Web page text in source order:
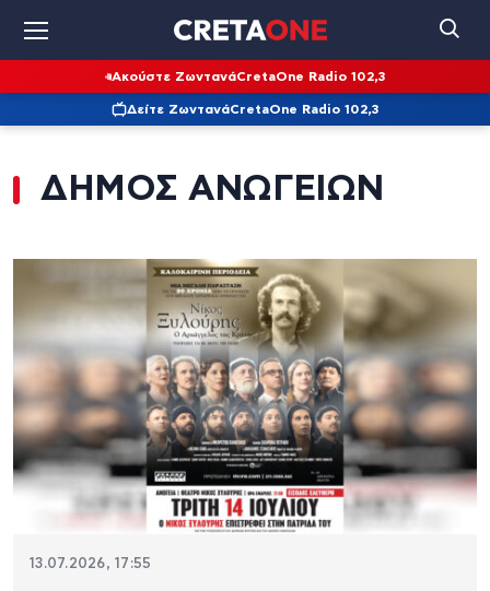
Ακούστε ΖωντανάCretaOne Radio 102,3
Δείτε ΖωντανάCretaOne Radio 102,3
ΔΗΜΟΣ ΑΝΩΓΕΙΩΝ
13.07.2026, 17:55